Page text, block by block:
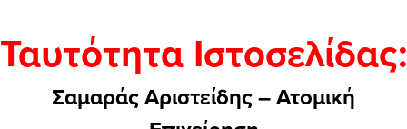
Ταυτότητα Ιστοσελίδας:
Σαμαράς Αριστείδης – Ατομική